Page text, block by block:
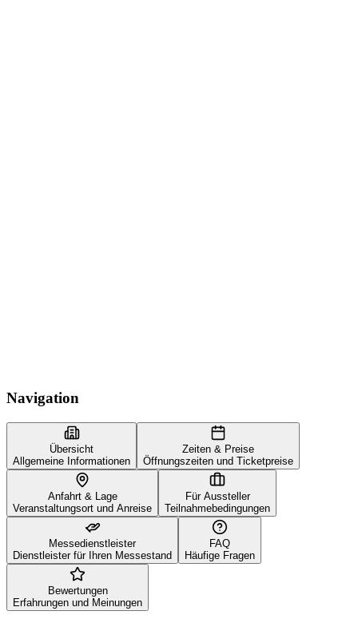
Navigation
Übersicht
Allgemeine Informationen
Zeiten & Preise
Öffnungszeiten und Ticketpreise
Anfahrt & Lage
Veranstaltungsort und Anreise
Für Aussteller
Teilnahmebedingungen
Messedienstleister
Dienstleister für Ihren Messestand
FAQ
Häufige Fragen
Bewertungen
Erfahrungen und Meinungen